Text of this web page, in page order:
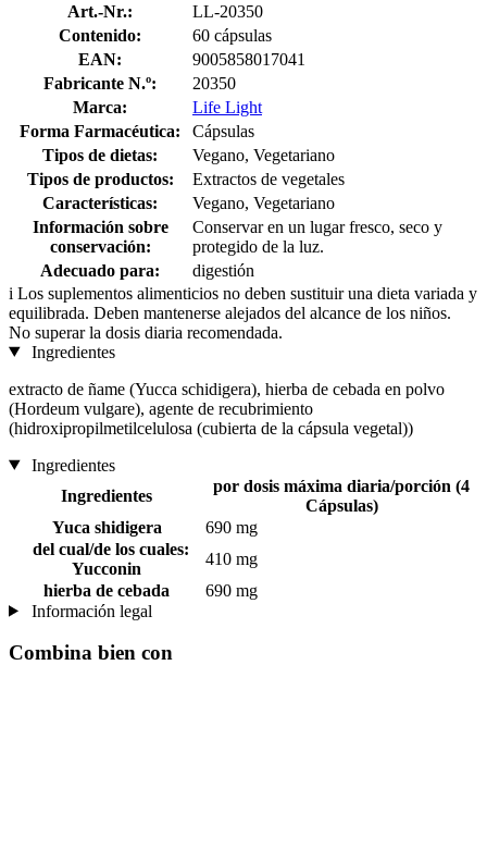
Art.-Nr.:
LL-20350
Contenido:
60 cápsulas
EAN:
9005858017041
Fabricante N.º:
20350
Marca:
Life Light
Forma Farmacéutica:
Cápsulas
Tipos de dietas:
Vegano, Vegetariano
Tipos de productos:
Extractos de vegetales
Características:
Vegano, Vegetariano
Información sobre
conservación:
Conservar en un lugar fresco, seco y
protegido de la luz.
Adecuado para:
digestión
i Los suplementos alimenticios no deben sustituir una dieta variada y
equilibrada. Deben mantenerse alejados del alcance de los niños.
No superar la dosis diaria recomendada.
Ingredientes
extracto de ñame (Yucca schidigera), hierba de cebada en polvo
(Hordeum vulgare), agente de recubrimiento
(hidroxipropilmetilcelulosa (cubierta de la cápsula vegetal))
Ingredientes
Ingredientes
por dosis máxima diaria/porción (4
Cápsulas)
Yuca shidigera
690 mg
del cual/de los cuales:
Yucconin
410 mg
hierba de cebada
690 mg
Información legal
Combina bien con